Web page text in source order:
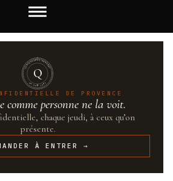
QUINTESSENCE·PROVENCE
UN·SUR·CENT
Q
DE PROVENCE
comme personne ne la voit.
chaque jeudi, à ceux qu’on
présente.
À ENTRER →